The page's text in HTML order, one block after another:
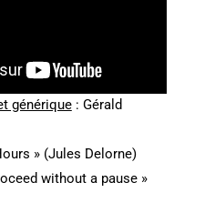
générique: Gérald
» (Jules Delorne)
without a pause »